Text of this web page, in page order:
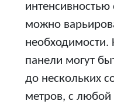
можно
необходимости.
панели могут
до нескольких
метров, с